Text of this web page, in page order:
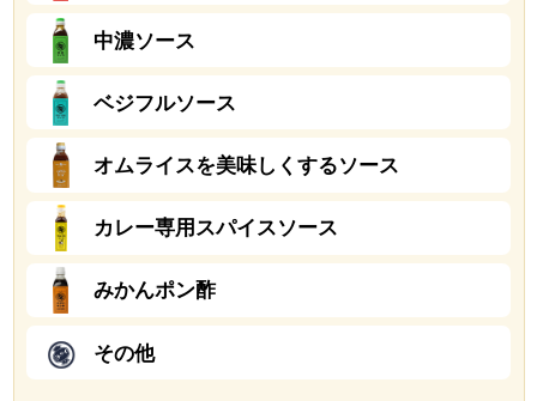
中濃ソース
ベジフルソース
オムライスを美味しくするソース
カレー専用スパイスソース
みかんポン酢
その他